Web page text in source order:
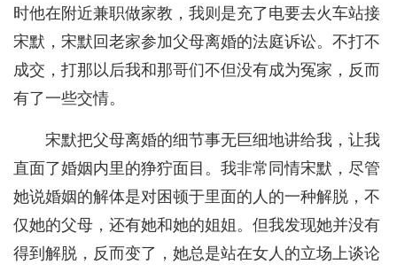
时他在附近兼职做家教，我则是充了电要去火车站接
宋默，宋默回老家参加父母离婚的法庭诉讼。不打不
成交，打那以后我和那哥们不但没有成为冤家，反而
有了一些交情。
宋默把父母离婚的细节事无巨细地讲给我，让我
直面了婚姻内里的狰狞面目。我非常同情宋默，尽管
她说婚姻的解体是对困顿于里面的人的一种解脱，不
仅她的父母，还有她和她的姐姐。但我发现她并没有
得到解脱，反而变了，她总是站在女人的立场上谈论